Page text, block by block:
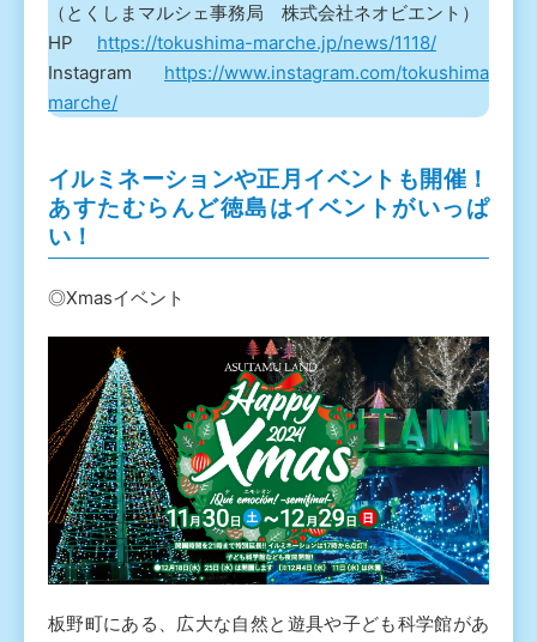
（とくしまマルシェ事務局 株式会社ネオビエント）
HP https://tokushima-marche.jp/news/1118/
Instagram https://www.instagram.com/tokushima
marche/
イルミネーションや正月イベントも開催！
あすたむらんど徳島はイベントがいっぱ
い！
◎Xmasイベント
板野町にある、広大な自然と遊具や子ども科学館があ